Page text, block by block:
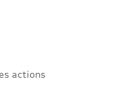
actions